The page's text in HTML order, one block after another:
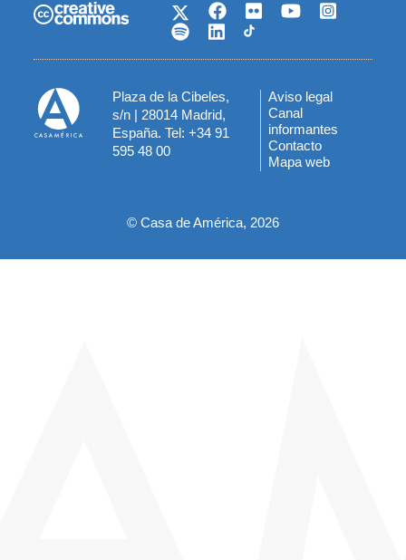
Plaza de la Cibeles,
s/n | 28014 Madrid,
España. Tel: +34 91
595 48 00
Menú
del
pie
Aviso legal
Canal
informantes
Contacto
Mapa web
© Casa de América, 2026